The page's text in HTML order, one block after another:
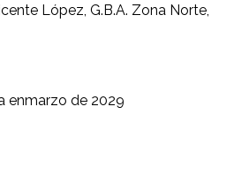
López, G.B.A. Zona Norte,
enmarzo de 2029